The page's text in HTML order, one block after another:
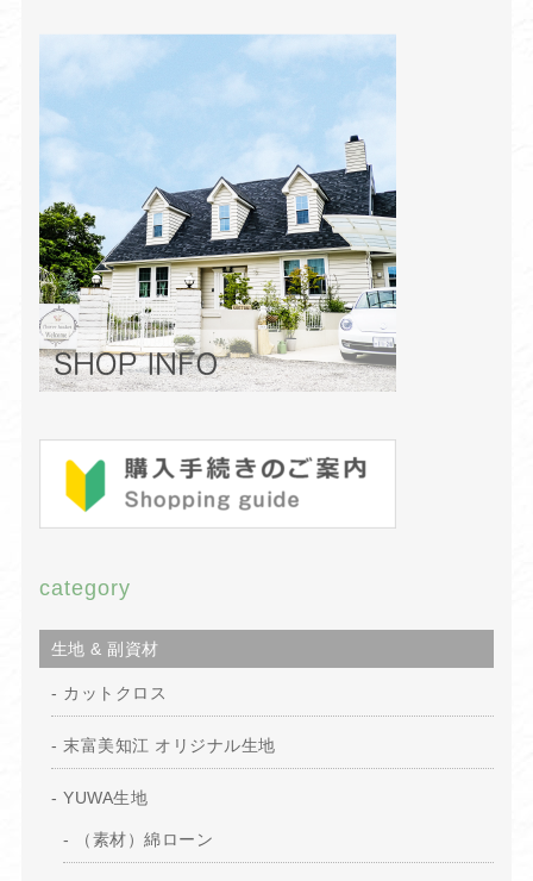
category
生地 & 副資材
カットクロス
末富美知江 オリジナル生地
YUWA生地
（素材）綿ローン